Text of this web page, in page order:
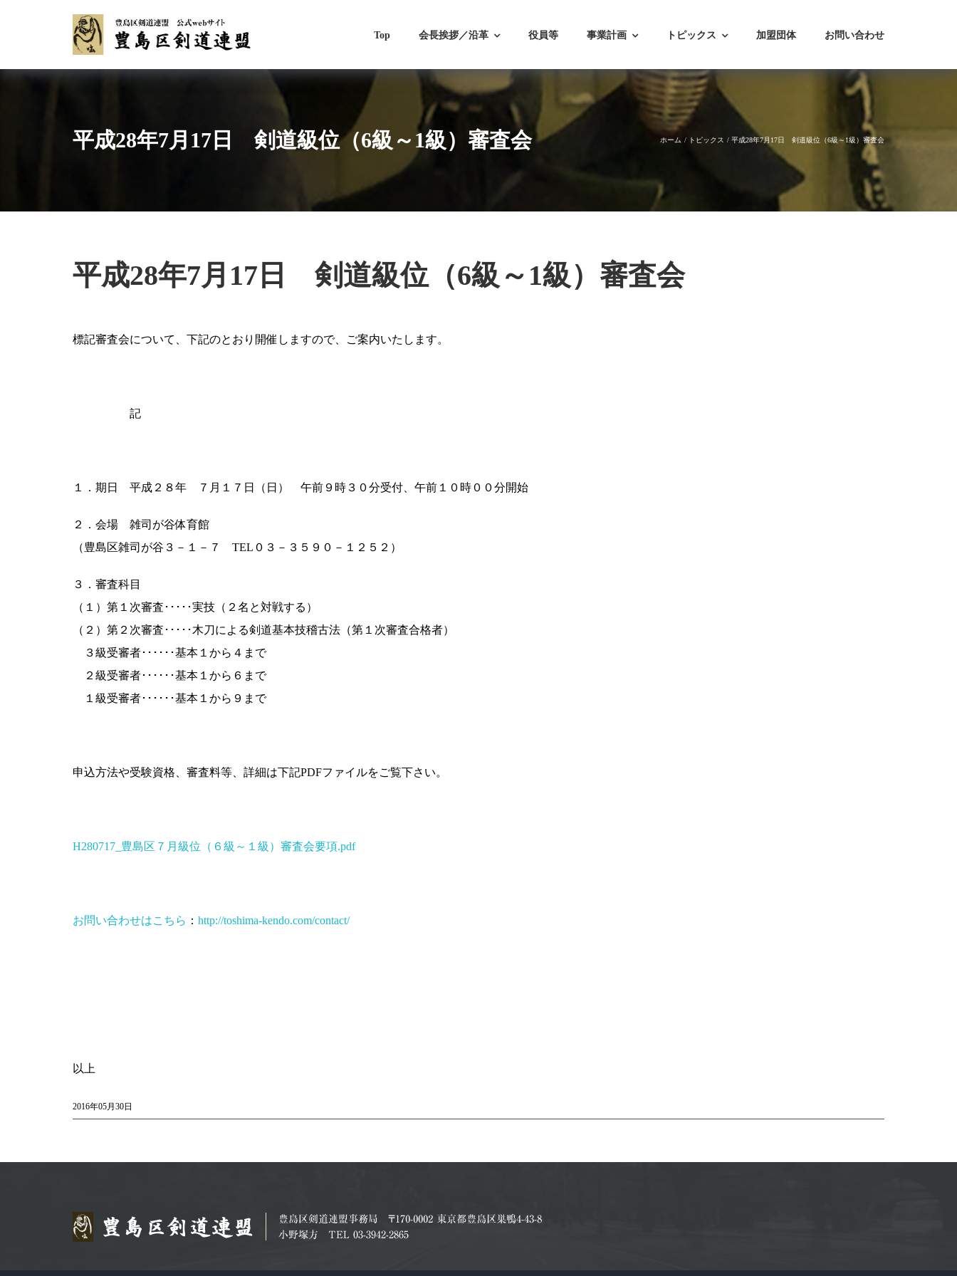
Top 会長挨拶／沿革 役員等 事業計画 トピックス 加盟団体 お問い合わせ
平成28年7月17日 剣道級位（6級～1級）審査会 ホーム トピックス 平成28年7月17日 剣道級位（6級～1級）審査会
平成28年7月17日 剣道級位（6級～1級）審査会
標記審査会について、下記のとおり開催しますので、ご案内いたします。
記
１．期日 平成２８年 ７月１７日（日） 午前９時３０分受付、午前１０時００分開始
２．会場 雑司が谷体育館
（豊島区雑司が谷３－１－７ TEL０３－３５９０－１２５２）
３．審査科目
（１）第１次審査･････実技（２名と対戦する）
（２）第２次審査･････木刀による剣道基本技稽古法（第１次審査合格者）
３級受審者･･････基本１から４まで
２級受審者･･････基本１から６まで
１級受審者･･････基本１から９まで
申込方法や受験資格、審査料等、詳細は下記PDFファイルをご覧下さい。
H280717_豊島区７月級位（６級～１級）審査会要項.pdf
お問い合わせはこちら ： http://toshima-kendo.com/contact/
以上
2016年05月30日